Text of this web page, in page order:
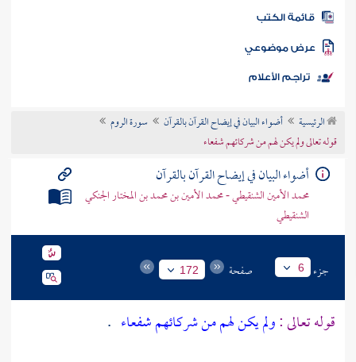
المكتبة
الكتب
موضوعي
تراجم الأعلام
الرئيسية أضواء البيان في إيضاح القرآن بالقرآن
سورة الروم
قوله تعالى ولم يكن لهم من شركائهم شفعاء
أضواء البيان في إيضاح القرآن بالقرآن
محمد الأمين الشنقيطي - محمد الأمين بن محمد بن المختار الجنكي
الشنقيطي
جزء 6 صفحة 172
قوله تعالى :ولم يكن لهم من شركائهم شفعاء .